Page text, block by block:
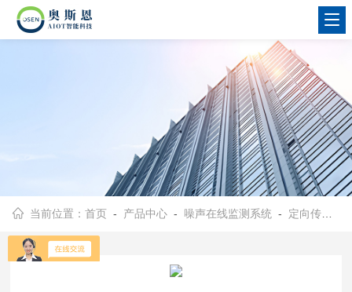
当前位置：首页 - 产品中心 - 噪声在线监测系统 - 定向传声音响